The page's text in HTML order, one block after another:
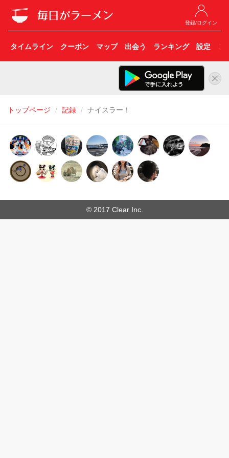
登録/ログイン
タイムライン クーポン マップ 出会う ランキング 設定 こ
トップページ 記録 ナイスラー！
© 2017 Clear Inc.